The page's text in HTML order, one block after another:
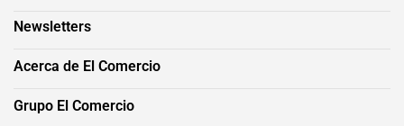
Newsletters
Acerca de El Comercio
Grupo El Comercio